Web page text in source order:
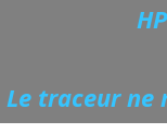
Le traceur ne